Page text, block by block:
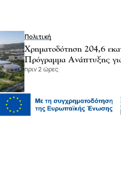
Πολιτική
Χρηματοδότηση 204,6
Πρόγραμμα Ανάπτυξης
πριν 2 ώρες
Επικαιρότητα